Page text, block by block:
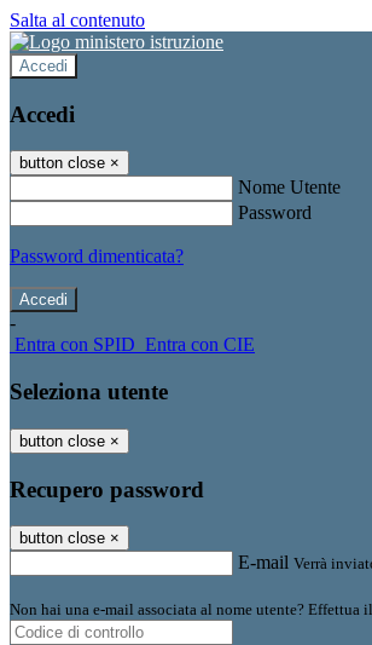
Salta al contenuto
Accedi
Accedi
button close ×
Nome Utente
Password
Password dimenticata?
-
Entra con SPID Entra con CIE
Seleziona utente
button close ×
Recupero password
button close ×
E-mail Verrà
Non hai una e-mail associata al nome utente? Effettua